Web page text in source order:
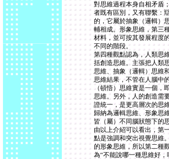
對思維過程本身自相矛盾
者既有區別，又有聯繫：
的，它屬於抽象（邏輯）
輔相成。形象思維，第三
材料，並可按其發展程度
不同的階段。
第四種觀點認為，人類思
括創造思維。主張把人類
思維、抽象（邏輯）思維
思維結果，不管在人腦中
（頓悟）思維實是一個，
思維。另外，人的創造需
證統一，是更高層次的思
歸納為邏輯思維、形象思
皆（屬）不同腦狀態下的
由以上介紹可以看出，第
點是強調和突出視覺思維
的形象思維，所以第二種
為“不能說哪一種思維好